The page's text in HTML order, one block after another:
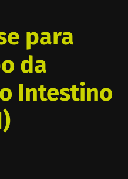
para
da
Intestino